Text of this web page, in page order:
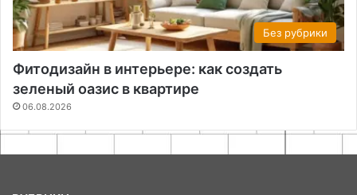
Без рубрики
Фитодизайн в интерьере: как создать
зеленый оазис в квартире
06.08.2026